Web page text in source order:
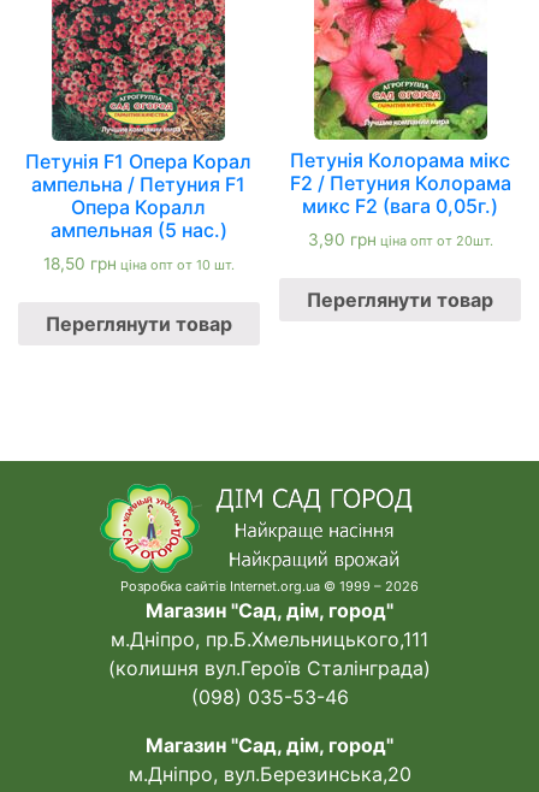
Петунія F1 Опера Корал
ампельна / Петуния F1
Опера Коралл
ампельная (5 нас.)
18,50 грн ціна опт от 10 шт.
Переглянути товар
Петунія Колорама мікс
F2 / Петуния Колорама
микс F2 (вага 0,05г.)
3,90 грн ціна опт от 20шт.
Переглянути товар
Розробка сайтів Internet.org.ua © 1999 – 2026
Магазин "Сад, дім, город"
м.Дніпро, пр.Б.Хмельницького,111
(колишня вул.Героїв Сталінграда)
(098) 035-53-46
Магазин "Сад, дім, город"
м.Дніпро, вул.Березинська,20